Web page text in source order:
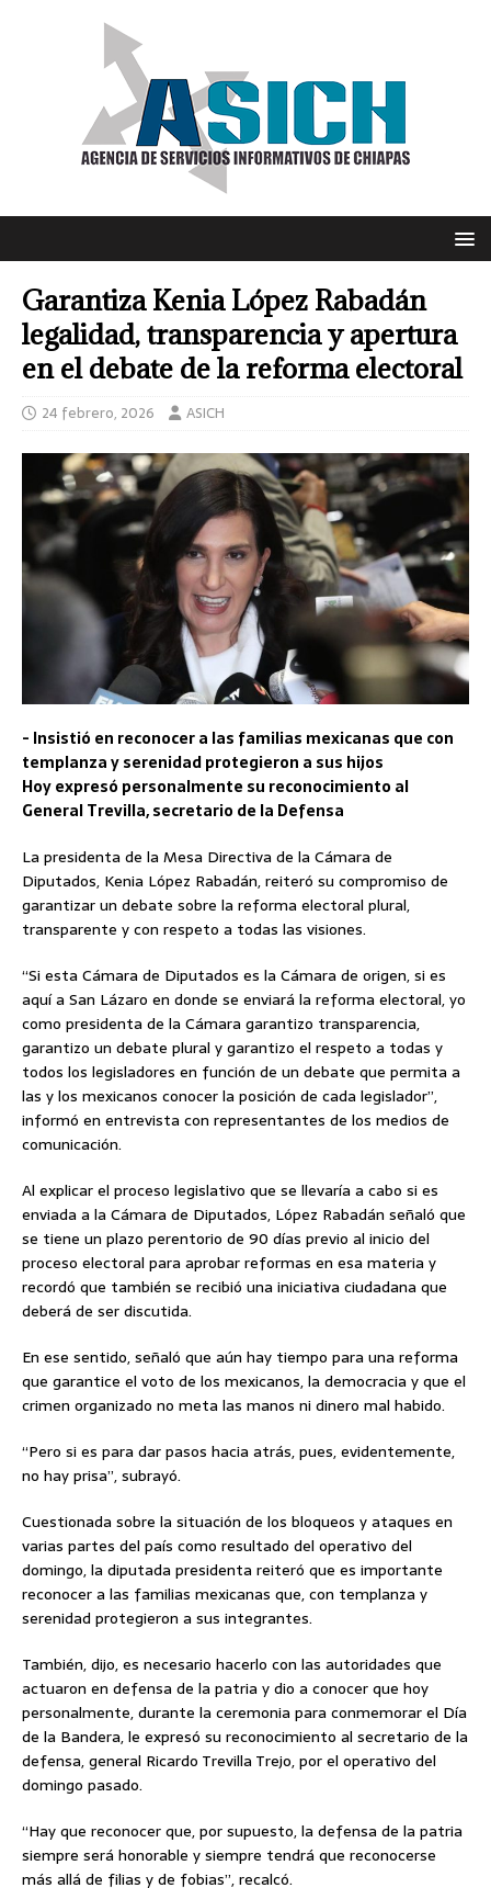
Garantiza Kenia López Rabadán
legalidad, transparencia y apertura
en el debate de la reforma electoral
24 febrero, 2026 ASICH
-⁠ Insistió en reconocer a las familias mexicanas que con
templanza y serenidad protegieron a sus hijos
⁠Hoy expresó personalmente su reconocimiento al
General Trevilla, secretario de la Defensa
La presidenta de la Mesa Directiva de la Cámara de
Diputados, Kenia López Rabadán, reiteró su compromiso de
garantizar un debate sobre la reforma electoral plural,
transparente y con respeto a todas las visiones.
“Si esta Cámara de Diputados es la Cámara de origen, si es
aquí a San Lázaro en donde se enviará la reforma electoral, yo
como presidenta de la Cámara garantizo transparencia,
garantizo un debate plural y garantizo el respeto a todas y
todos los legisladores en función de un debate que permita a
las y los mexicanos conocer la posición de cada legislador”,
informó en entrevista con representantes de los medios de
comunicación.
Al explicar el proceso legislativo que se llevaría a cabo si es
enviada a la Cámara de Diputados, López Rabadán señaló que
se tiene un plazo perentorio de 90 días previo al inicio del
proceso electoral para aprobar reformas en esa materia y
recordó que también se recibió una iniciativa ciudadana que
deberá de ser discutida.
En ese sentido, señaló que aún hay tiempo para una reforma
que garantice el voto de los mexicanos, la democracia y que el
crimen organizado no meta las manos ni dinero mal habido.
“Pero si es para dar pasos hacia atrás, pues, evidentemente,
no hay prisa”, subrayó.
Cuestionada sobre la situación de los bloqueos y ataques en
varias partes del país como resultado del operativo del
domingo, la diputada presidenta reiteró que es importante
reconocer a las familias mexicanas que, con templanza y
serenidad protegieron a sus integrantes.
También, dijo, es necesario hacerlo con las autoridades que
actuaron en defensa de la patria y dio a conocer que hoy
personalmente, durante la ceremonia para conmemorar el Día
de la Bandera, le expresó su reconocimiento al secretario de la
defensa, general Ricardo Trevilla Trejo, por el operativo del
domingo pasado.
“Hay que reconocer que, por supuesto, la defensa de la patria
siempre será honorable y siempre tendrá que reconocerse
más allá de filias y de fobias”, recalcó.